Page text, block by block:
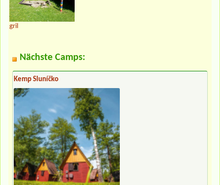
gril
Nächste Camps:
Kemp Sluníčko